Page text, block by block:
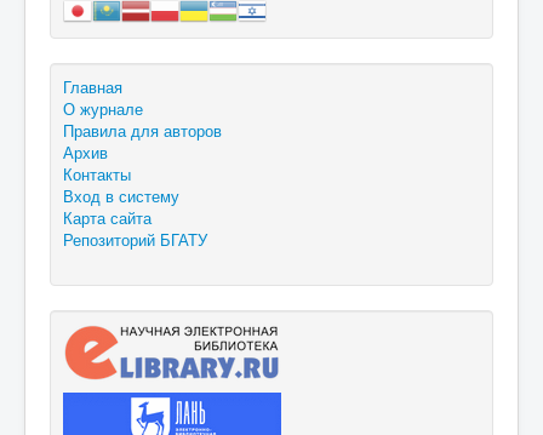
Главная
О журнале
Правила для авторов
Архив
Контакты
Вход в систему
Карта сайта
Репозиторий БГАТУ